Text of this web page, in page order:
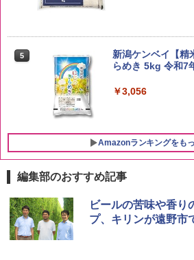
5
新潟ケンベイ【精
らめき 5kg 令和7
￥3,056
Amazonランキングをも
1
ブラックニッカ
ー4000ml ブラッ
キー 【日本 アサ
1
チキンラーメン
食品 インスタン
1
[山善] スチームオ
暮らし 二人暮ら
チーム調理 自動
編集部のおすすめ記事
ビールの苦味や香り
プ、キリンが遠野市